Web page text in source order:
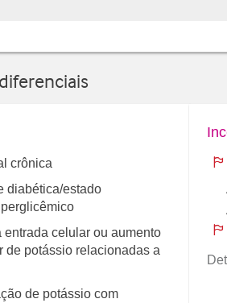
crônica
diabética/estado
entrada celular ou aumento
de potássio relacionadas a
de potássio com